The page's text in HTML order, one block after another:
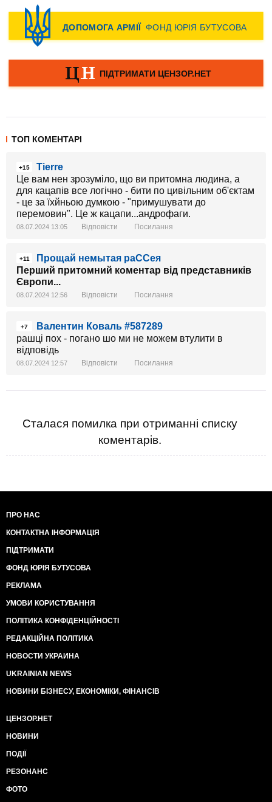
ТОП КОМЕНТАРІ
+15
Tierre
Це вам нен зрозуміло, що ви притомна людина, а
для кацапів все логічно - бити по цивільним об'єктам
- це за їхйньою думкою - "примушувати до
перемовин". Це ж кацапи...андрофаги.
08.07.2024 13:05 Відповісти Посилання
+11
Прощай немытая раССея
Перший притомний коментар від представників
Європи...
08.07.2024 12:56 Відповісти Посилання
+7
Валентин Коваль #587289
рашці пох - погано шо ми не можем втулити в
відповідь
08.07.2024 12:57 Відповісти Посилання
Сталася помилка при отриманні списку
коментарів.
ПРО НАС
КОНТАКТНА ІНФОРМАЦІЯ
ПІДТРИМАТИ
ФОНД ЮРІЯ БУТУСОВА
РЕКЛАМА
УМОВИ КОРИСТУВАННЯ
ПОЛІТИКА КОНФІДЕНЦІЙНОСТІ
РЕДАКЦІЙНА ПОЛІТИКА
НОВОСТИ УКРАИНА
UKRAINIAN NEWS
НОВИНИ БІЗНЕСУ, ЕКОНОМІКИ, ФІНАНСІВ
ЦЕНЗОР.НЕТ
НОВИНИ
ПОДІЇ
РЕЗОНАНС
ФОТО